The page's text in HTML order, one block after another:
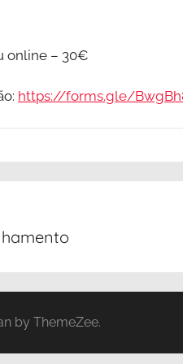
online – 30€
https://forms.gle/
by ThemeZee.